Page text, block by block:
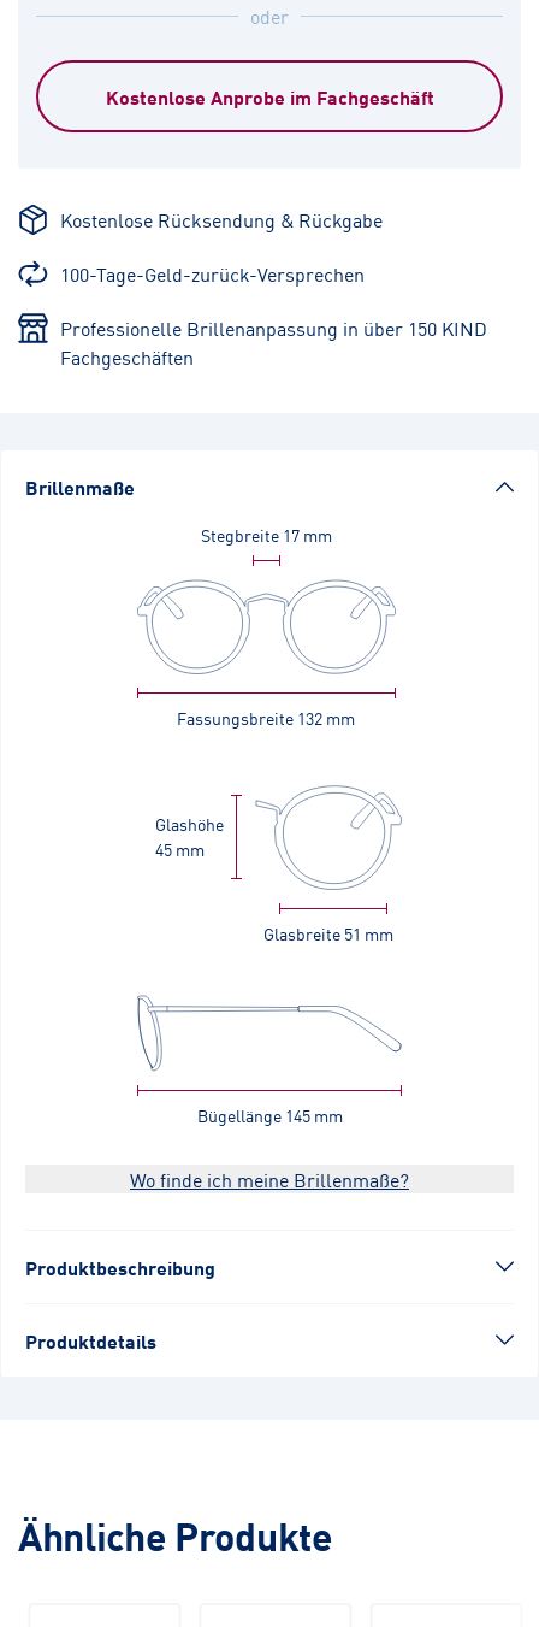
oder
Kostenlose Anprobe im Fachgeschäft
Kostenlose Rücksendung & Rückgabe
100-Tage-Geld-zurück-Versprechen
Professionelle Brillenanpassung in über 150 KIND
Fachgeschäften
Brillenmaße
Stegbreite 17 mm
Fassungsbreite 132 mm
Glasbreite 51 mm
Glashöhe
45 mm
Bügellänge 145 mm
Wo finde ich meine Brillenmaße?
Produktbeschreibung
Produktdetails
Ähnliche Produkte